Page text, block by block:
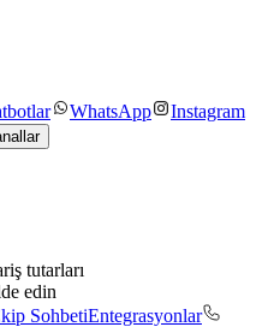
WhatsApp
Instagram
tutarları
edin
SohbetiEntegrasyonlar